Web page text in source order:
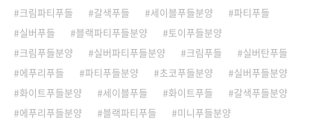
크림파티푸들
갈색푸들 세이블푸들분양
파티푸들
실버푸들
블랙파티푸들분양
토이푸들분양
크림푸들분양
실버파티푸들분양 크림푸들
실버탄푸들
에푸리푸들
파티푸들분양 초코푸들분양
실버푸들분양
화이트푸들분양
세이블푸들 화이트푸들
갈색푸들분양
에푸리푸들분양
블랙파티푸들 미니푸들분양